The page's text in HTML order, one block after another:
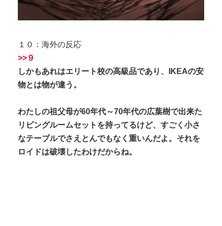
１０：海外の反応
>>９
しかもあれはエリート校の高級品であり、IKEAの安
物とは物が違う。
わたしの祖父母が60年代～70年代の広葉樹で出来た
リビングルームセットを持ってるけど、すごく小さ
なテーブルでさえとんでもなく重いんだよ。それを
ロイドは破壊したわけだからね。